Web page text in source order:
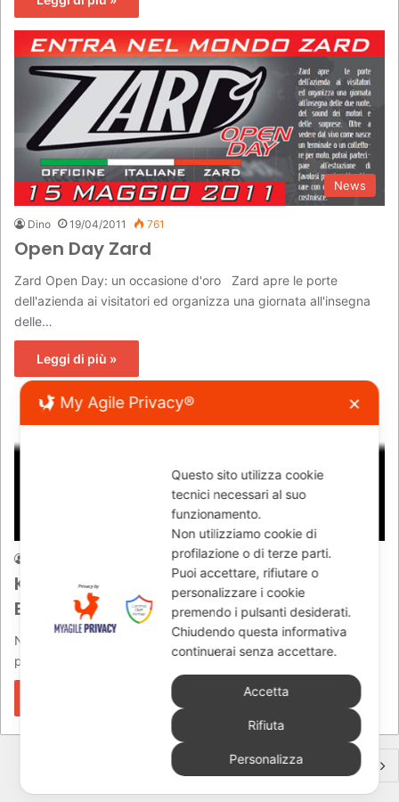
News
Dino 19/04/2011 761
Open Day Zard
Zard Open Day: un occasione d'oro Zard apre le porte
dell'azienda ai visitatori ed organizza una giornata all'insegna
delle…
Leggi di più »
Kit freno 4 pistoni per Triumph
Bonneville
Novità Free Spirits Kit freno per la Bonneville Kit freno 4
pistoni per Triumph Bonneville Aumenta la potenza…
Prossima pagina
My Agile Privacy® ✕
Questo sito utilizza cookie
tecnici necessari al suo
funzionamento.
Non utilizziamo cookie di
profilazione o di terze parti.
Puoi accettare, rifiutare o
personalizzare i cookie
premendo i pulsanti desiderati.
Chiudendo questa informativa
continuerai senza accettare.
Accetta
Rifiuta
Personalizza